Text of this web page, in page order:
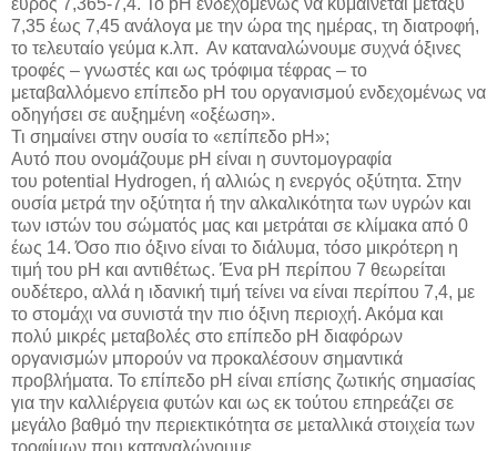
7,35 έως 7,45 ανάλογα με την ώρα της ημέρας, τη διατροφή,
το τελευταίο γεύμα κ.λπ. Αν καταναλώνουμε συχνά όξινες
τροφές – γνωστές και ως τρόφιμα τέφρας – το
μεταβαλλόμενο επίπεδο pH του οργανισμού ενδεχομένως να
οδηγήσει σε αυξημένη «οξέωση».
Τι σημαίνει στην ουσία το «επίπεδο pH»;
Αυτό που ονομάζουμε pH είναι η συντομογραφία
του potential Hydrogen, ή αλλιώς η ενεργός οξύτητα. Στην
ουσία μετρά την οξύτητα ή την αλκαλικότητα των υγρών και
των ιστών του σώματός μας και μετράται σε κλίμακα από 0
έως 14. Όσο πιο όξινο είναι το διάλυμα, τόσο μικρότερη η
τιμή του pH και αντιθέτως. Ένα pH περίπου 7 θεωρείται
ουδέτερο, αλλά η ιδανική τιμή τείνει να είναι περίπου 7,4, με
το στομάχι να συνιστά την πιο όξινη περιοχή. Ακόμα και
πολύ μικρές μεταβολές στο επίπεδο pΗ διαφόρων
οργανισμών μπορούν να προκαλέσουν σημαντικά
προβλήματα. Το επίπεδο pH είναι επίσης ζωτικής σημασίας
για την καλλιέργεια φυτών και ως εκ τούτου επηρεάζει σε
μεγάλο βαθμό την περιεκτικότητα σε μεταλλικά στοιχεία των
τροφίμων που καταναλώνουμε.